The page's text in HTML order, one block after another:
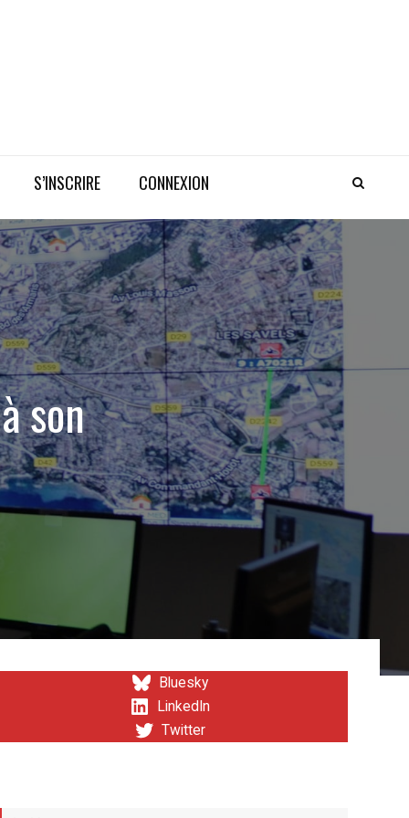
S’INSCRIRE CONNEXION
son
Bluesky
LinkedIn
Twitter